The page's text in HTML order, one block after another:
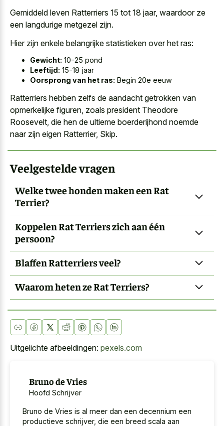
Gemiddeld leven Ratterriers 15 tot 18 jaar, waardoor ze
een langdurige metgezel zijn.
Hier zijn enkele belangrijke statistieken over het ras:
Gewicht: 10-25 pond
Leeftijd: 15-18 jaar
Oorsprong van het ras: Begin 20e eeuw
Ratterriers hebben zelfs de aandacht getrokken van
opmerkelijke figuren, zoals president Theodore
Roosevelt, die hen de ultieme boerderijhond noemde
naar zijn eigen Ratterrier, Skip.
Veelgestelde vragen
Welke twee honden maken een Rat
Terrier?
Koppelen Rat Terriers zich aan één
persoon?
Blaffen Ratterriers veel?
Waarom heten ze Rat Terriers?
Uitgelichte afbeeldingen: pexels.com
Bruno de Vries
Hoofd Schrijver
Bruno de Vries is al meer dan een decennium een
productieve schrijver, die een breed scala aan